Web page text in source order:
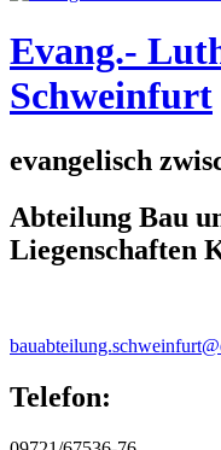
Evang.-
Schweinfurt
evangelisch
Abteilung Bau
Liegenschaften
Telefon: